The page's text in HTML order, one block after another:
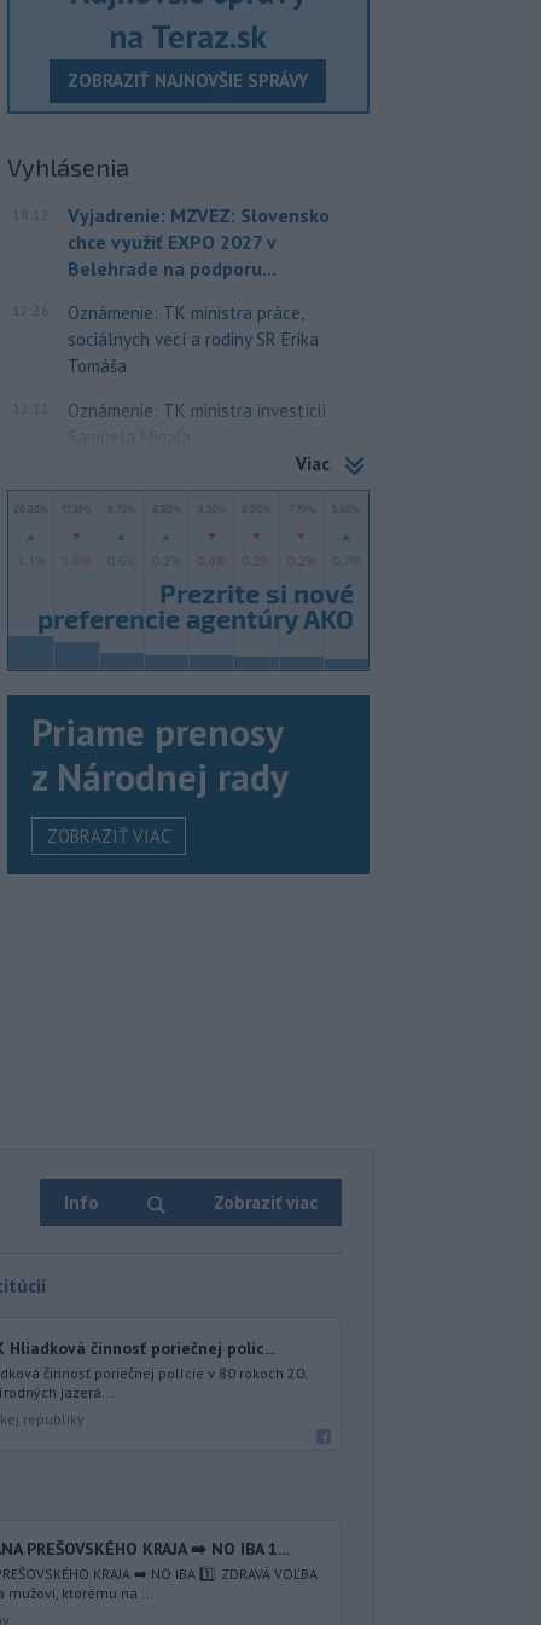
na Teraz.sk
ZOBRAZIŤ NAJNOVŠIE SPRÁVY
Vyhlásenia
18:12
Vyjadrenie: MZVEZ: Slovensko
chce využiť EXPO 2027 v
Belehrade na podporu...
12:26
Oznámenie: TK ministra práce,
sociálnych vecí a rodiny SR Erika
Tomáša
Oznámenie: TK ministra investícií
Samuela Migaľa
Viac
Priame prenosy
z Národnej rady
ZOBRAZIŤ VIAC
Info Zobraziť viac
Hliadková činnosť poriečnej políc...
činnosť poriečnej polície v 80 rokoch 20.
jazerá...
republiky
PREŠOVSKÉHO KRAJA ➡️ NO IBA 1️...
KRAJA ➡️ NO IBA 1️⃣. ZDRAVÁ VOĽBA
mužovi, ktorému na ...